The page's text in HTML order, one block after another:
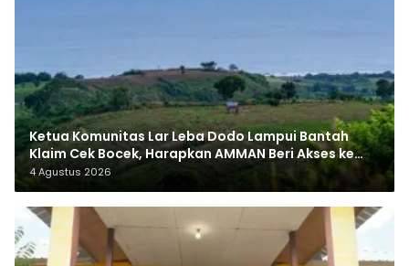
Ketua Komunitas Lar Leba Dodo Lampui Bantah
Klaim Cek Bocek, Harapkan AMMAN Beri Akses ke
Makam Leluhur
4 Agustus 2026